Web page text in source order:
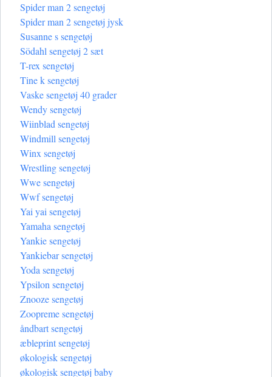
Spider man 2 sengetøj
Spider man 2 sengetøj jysk
Susanne s sengetøj
Södahl sengetøj 2 sæt
T-rex sengetøj
Tine k sengetøj
Vaske sengetøj 40 grader
Wendy sengetøj
Wiinblad sengetøj
Windmill sengetøj
Winx sengetøj
Wrestling sengetøj
Wwe sengetøj
Wwf sengetøj
Yai yai sengetøj
Yamaha sengetøj
Yankie sengetøj
Yankiebar sengetøj
Yoda sengetøj
Ypsilon sengetøj
Znooze sengetøj
Zoopreme sengetøj
åndbart sengetøj
æbleprint sengetøj
økologisk sengetøj
økologisk sengetøj baby